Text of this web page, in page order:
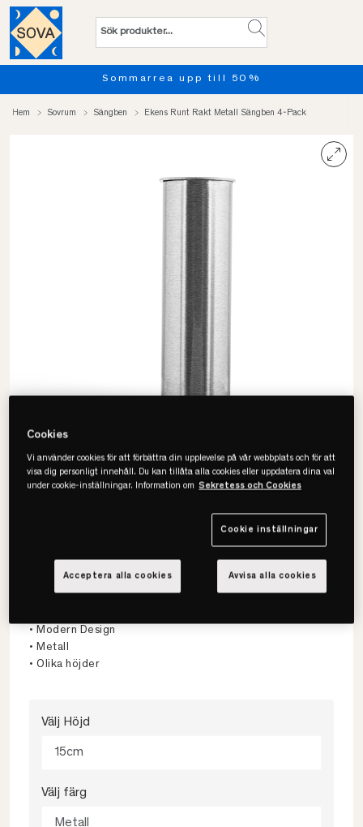
Sommarrea upp till 50%
Hem Sovrum Sängben Ekens Runt Rakt Metall Sängben 4-Pack
Ekens
Runt Rakt Metall Sängben 4-pack
• Modern Design
• Metall
• Olika höjder
Välj Höjd
15cm
Välj färg
Metall
Cookies
Vi använder cookies för att förbättra din upplevelse på vår webbplats och för att
visa dig personligt innehåll. Du kan tillåta alla cookies eller uppdatera dina val
under cookie-inställningar. Information om Sekretess och Cookies
Cookie inställningar
Avvisa alla cookies
Acceptera alla cookies